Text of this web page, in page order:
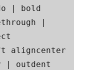
|
aligncenter
outdent